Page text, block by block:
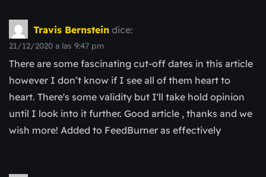
Travis Bernstein dice:
21/12/2020 a las 9:47 pm
There are some fascinating cut-off dates in this article
however I don’t know if I see all of them heart to
heart. There's some validity but I'll take hold opinion
until I look into it further. Good article , thanks and we
wish more! Added to FeedBurner as effectively